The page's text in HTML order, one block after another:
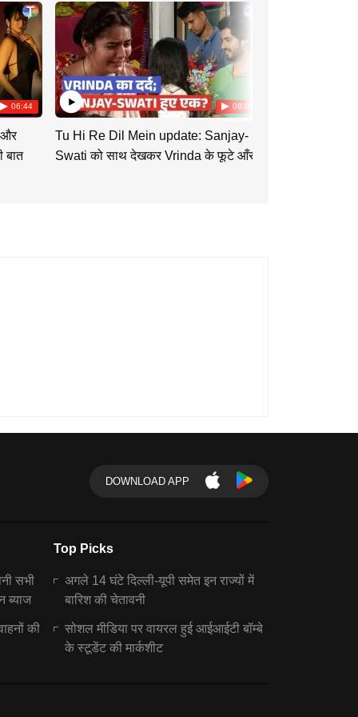
06:44
और
बात
08:08
Tu Hi Re Dil Mein update: Sanjay-
Swati को साथ देखकर Vrinda के फूटे आँसू |
DOWNLOAD APP
सभी
ब्याज
की
Top Picks
अगले 14 घंटे दिल्ली-यूपी समेत इन राज्यों में
बारिश की चेतावनी
सोशल मीडिया पर वायरल हुई आईआईटी बॉम्बे
के स्टूडेंट की मार्कशीट